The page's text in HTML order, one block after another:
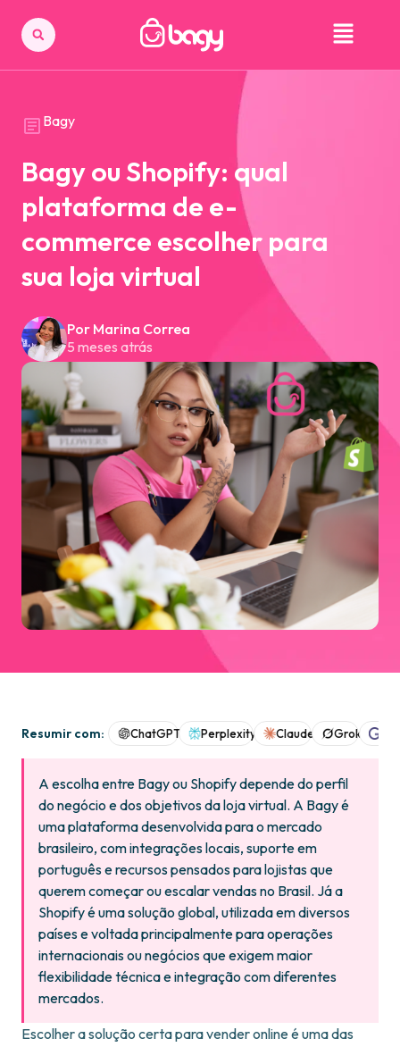
Bagy
Bagy ou Shopify: qual
plataforma de e-
commerce escolher para
sua loja virtual
Por Marina Correa
5 meses atrás
Resumir com: ChatGPT Perplexity Claude Grok
A escolha entre Bagy ou Shopify depende do perfil
do negócio e dos objetivos da loja virtual. A Bagy é
uma plataforma desenvolvida para o mercado
brasileiro, com integrações locais, suporte em
português e recursos pensados para lojistas que
querem começar ou escalar vendas no Brasil. Já a
Shopify é uma solução global, utilizada em diversos
países e voltada principalmente para operações
internacionais ou negócios que exigem maior
flexibilidade técnica e integração com diferentes
mercados.
Escolher a solução certa para vender online é uma das